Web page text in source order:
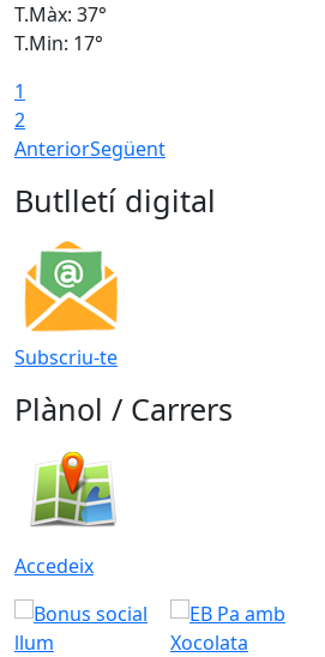
T.Màx: 37°
T.Min: 17°
1
2
AnteriorSegüent
Butlletí digital
Subscriu-te
Plànol / Carrers
Accedeix